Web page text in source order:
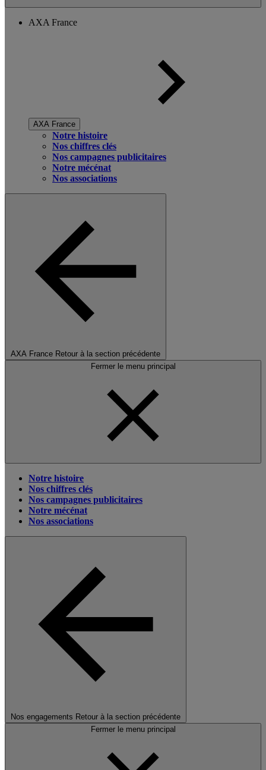
AXA France
AXA France
Notre histoire
Nos chiffres clés
Nos campagnes publicitaires
Notre mécénat
Nos associations
AXA France Retour à la section précédente
Fermer le menu principal
Notre histoire
Nos chiffres clés
Nos campagnes publicitaires
Notre mécénat
Nos associations
Nos engagements Retour à la section précédente
Fermer le menu principal